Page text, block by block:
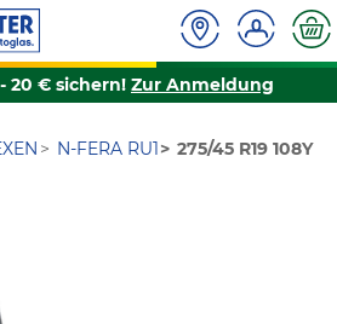
20 € sichern! Zur Anmeldung
N-FERA RU1 275/45 R19 108Y